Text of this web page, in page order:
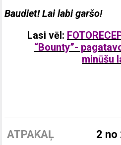
Baudiet! Lai labi garšo!
Lasi vēl:
“Bounty”-
minūšu
ATPAKAĻ 2 no